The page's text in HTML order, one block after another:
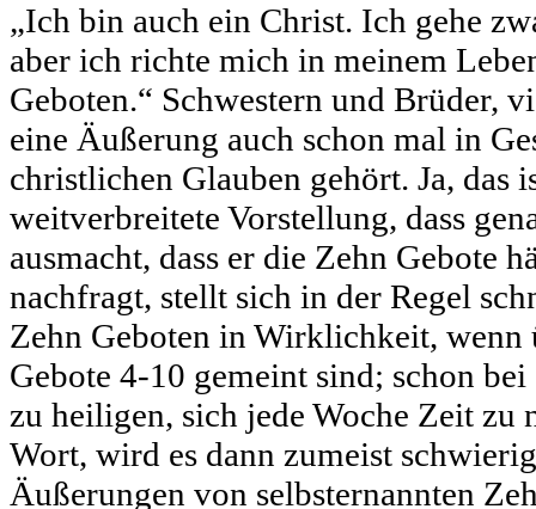
„Ich bin auch ein Christ. Ich gehe
aber ich richte mich in meinem
Geboten.“ Schwestern und Brüder,
eine Äußerung auch schon mal in
christlichen Glauben gehört. Ja, das
weitverbreitete Vorstellung, dass
ausmacht, dass er die Zehn Gebote
nachfragt, stellt sich in der Regel
Zehn Geboten in Wirklichkeit, wenn
Gebote 4-10 gemeint sind; schon
zu heiligen, sich jede Woche Zeit zu
Wort, wird es dann zumeist
Äußerungen von selbsternannten